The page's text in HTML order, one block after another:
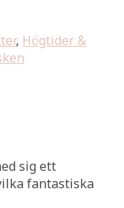
, Högtider &
sig ett
fantastiska